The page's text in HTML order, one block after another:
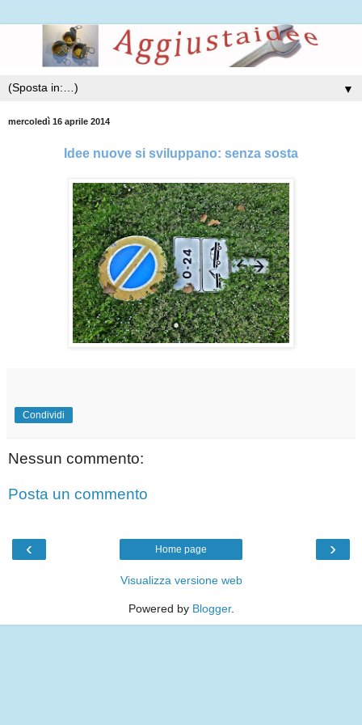
▼
mercoledì 16 aprile 2014
Idee nuove si sviluppano: senza sosta
Condividi
Nessun commento:
Posta un commento
‹ ›
Home page
Visualizza versione web
Powered by Blogger.